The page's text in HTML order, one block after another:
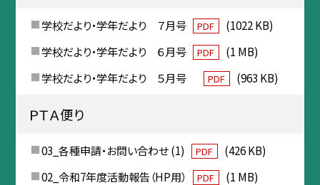
学校だより・学年だより ７月号 PDF
(1022 KB)
学校だより・学年だより ６月号
PDF
(1 MB)
学校だより・学年だより ５月号
PDF (963 KB)
ＰＴＡ便り
03_各種申請・お問い合わせ (1) PDF
(426 KB)
02_令和7年度活動報告（HP用）
PDF
(1 MB)